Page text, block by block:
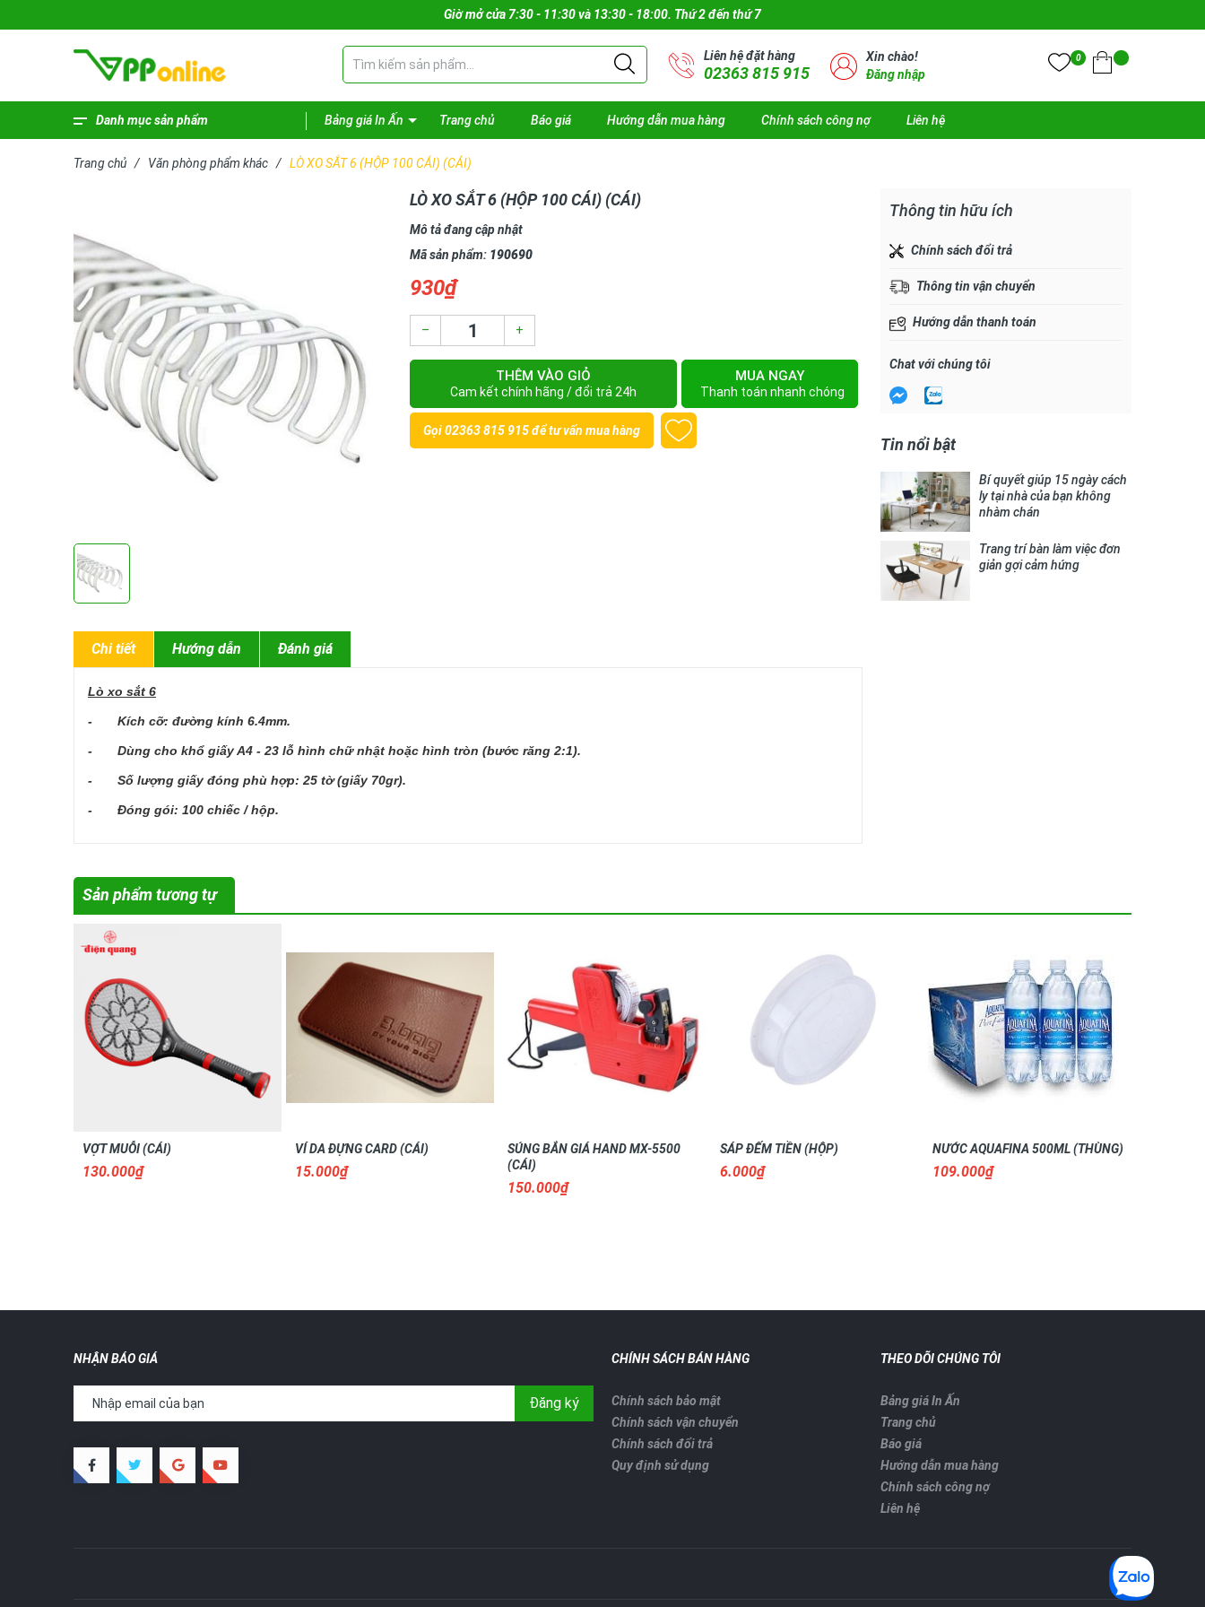
Giờ mở cửa 7:30 - 11:30 và 13:30 - 18:00. Thứ 2 đến thứ 7
Liên hệ đặt hàng
02363 815 915
Xin chào!
Đăng nhập
0
Danh mục sản phẩm Bảng giá In Ấn Trang chủ Báo giá Hướng dẫn mua hàng Chính sách công nợ Liên hệ
Trang chủ / Văn phòng phẩm khác / LÒ XO SẮT 6 (HỘP 100 CÁI) (CÁI)
LÒ XO SẮT 6 (HỘP 100 CÁI) (CÁI)
Mô tả đang cập nhật
Mã sản phẩm: 190690
930₫
– +
THÊM VÀO GIỎ
Cam kết chính hãng / đổi trả 24h
MUA NGAY
Thanh toán nhanh chóng
Gọi02363 815 915để tư vấn mua hàng
Chi tiết Hướng dẫn Đánh giá
Lò xo sắt 6
- Kích cỡ: đường kính 6.4mm.
- Dùng cho khổ giấy A4 - 23 lỗ hình chữ nhật hoặc hình tròn (bước răng 2:1).
- Số lượng giấy đóng phù hợp: 25 tờ (giấy 70gr).
- Đóng gói: 100 chiếc / hộp.
Thông tin hữu ích
Chính sách đổi trả
Thông tin vận chuyển
Hướng dẫn thanh toán
Chat với chúng tôi
Tin nổi bật
Bí quyết giúp 15 ngày cách
ly tại nhà của bạn không
nhàm chán
Trang trí bàn làm việc đơn
giản gợi cảm hứng
Sản phẩm tương tự
VỢT MUỖI (CÁI)
130.000₫
VÍ DA ĐỰNG CARD (CÁI)
15.000₫
SÚNG BẮN GIÁ HAND MX-5500
(CÁI)
150.000₫
SÁP ĐẾM TIỀN (HỘP)
6.000₫
NƯỚC AQUAFINA 500ML (THÙNG)
109.000₫
NHẬN BÁO GIÁ
Đăng ký
CHÍNH SÁCH BÁN HÀNG
Chính sách bảo mật
Chính sách vận chuyển
Chính sách đổi trả
Quy định sử dụng
THEO DÕI CHÚNG TÔI
Bảng giá In Ấn
Trang chủ
Báo giá
Hướng dẫn mua hàng
Chính sách công nợ
Liên hệ